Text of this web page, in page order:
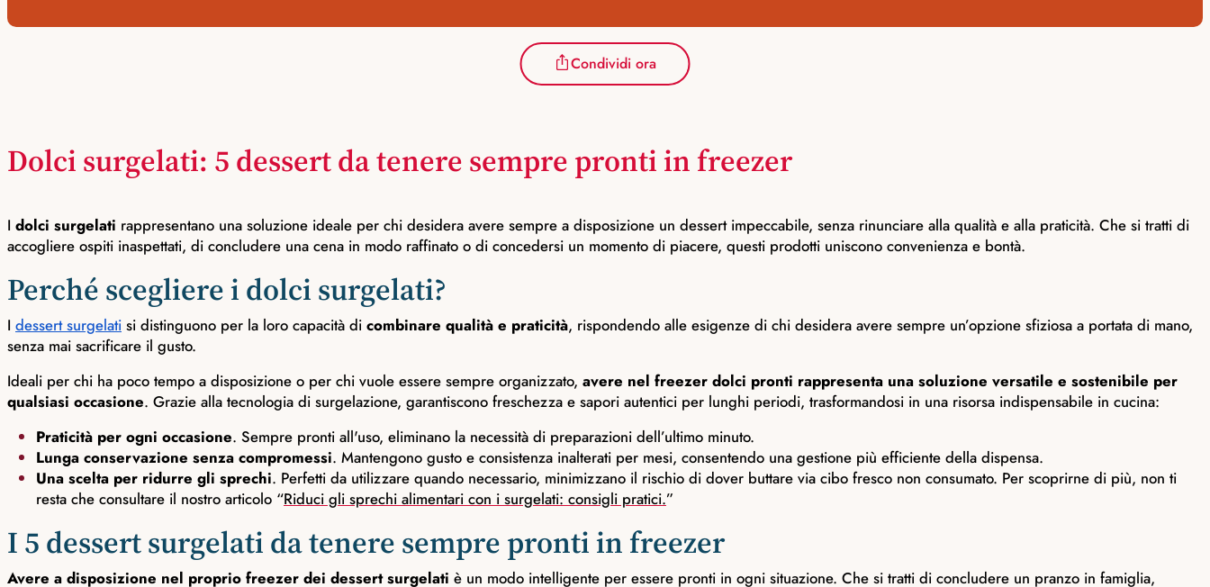
Condividi ora
Dolci surgelati: 5 dessert da tenere sempre pronti in freezer
I dolci surgelati rappresentano una soluzione ideale per chi desidera avere sempre a disposizione un dessert impeccabile, senza rinunciare alla qualità e alla praticità. Che si tratti di
accogliere ospiti inaspettati, di concludere una cena in modo raffinato o di concedersi un momento di piacere, questi prodotti uniscono convenienza e bontà.
Perché scegliere i dolci surgelati?
I dessert surgelati si distinguono per la loro capacità di combinare qualità e praticità, rispondendo alle esigenze di chi desidera avere sempre un’opzione sfiziosa a portata di mano,
senza mai sacrificare il gusto.
Ideali per chi ha poco tempo a disposizione o per chi vuole essere sempre organizzato, avere nel freezer dolci pronti rappresenta una soluzione versatile e sostenibile per
qualsiasi occasione. Grazie alla tecnologia di surgelazione, garantiscono freschezza e sapori autentici per lunghi periodi, trasformandosi in una risorsa indispensabile in cucina:
Praticità per ogni occasione. Sempre pronti all'uso, eliminano la necessità di preparazioni dell’ultimo minuto.
Lunga conservazione senza compromessi. Mantengono gusto e consistenza inalterati per mesi, consentendo una gestione più efficiente della dispensa.
Una scelta per ridurre gli sprechi. Perfetti da utilizzare quando necessario, minimizzano il rischio di dover buttare via cibo fresco non consumato. Per scoprirne di più, non ti
resta che consultare il nostro articolo “Riduci gli sprechi alimentari con i surgelati: consigli pratici.”
I 5 dessert surgelati da tenere sempre pronti in freezer
Avere a disposizione nel proprio freezer dei dessert surgelati è un modo intelligente per essere pronti in ogni situazione. Che si tratti di concludere un pranzo in famiglia,